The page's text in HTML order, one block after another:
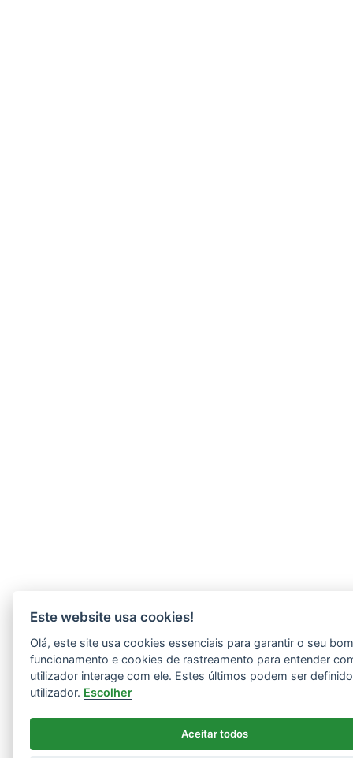
Este website usa cookies!
Olá, este site usa cookies essenciais para garantir o seu
funcionamento e cookies de rastreamento para entender
utilizador interage com ele. Estes últimos podem ser
utilizador. Escolher
Aceitar todos